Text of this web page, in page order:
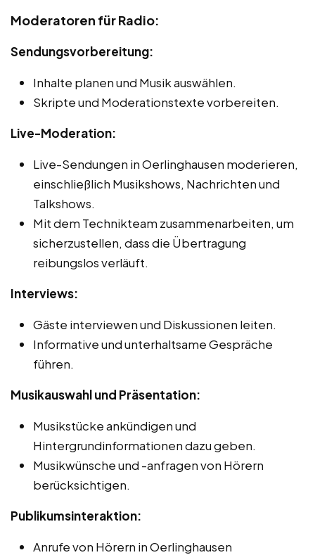
Moderatoren für Radio:
Sendungsvorbereitung:
Inhalte planen und Musik auswählen.
Skripte und Moderationstexte vorbereiten.
Live-Moderation:
Live-Sendungen in Oerlinghausen moderieren,
einschließlich Musikshows, Nachrichten und
Talkshows.
Mit dem Technikteam zusammenarbeiten, um
sicherzustellen, dass die Übertragung
reibungslos verläuft.
Interviews:
Gäste interviewen und Diskussionen leiten.
Informative und unterhaltsame Gespräche
führen.
Musikauswahl und Präsentation:
Musikstücke ankündigen und
Hintergrundinformationen dazu geben.
Musikwünsche und -anfragen von Hörern
berücksichtigen.
Publikumsinteraktion:
Anrufe von Hörern in Oerlinghausen